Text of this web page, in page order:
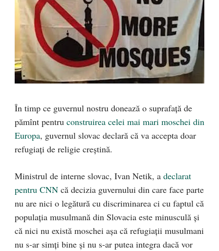
În timp ce guvernul nostru donează o suprafață de
pămînt pentru construirea celei mai mari moschei din
Europa, guvernul slovac declară că va accepta doar
refugiați de religie creștină.
Ministrul de interne slovac, Ivan Netik, a declarat
pentru CNN că decizia guvernului din care face parte
nu are nici o legătură cu discriminarea ci cu faptul că
populația musulmană din Slovacia este minusculă și
că nici nu există moschei așa că refugiații musulmani
nu s-ar simți bine și nu s-ar putea integra dacă vor